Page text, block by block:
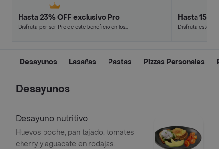
Hasta 23% OFF exclusivo Pro
Disfruta por ser Pro de este beneficio en los
Hasta 15%
Disfruta este
Desayunos Lasañas Pastas Pizzas Personales
Desayunos
Desayuno nutritivo
Huevos poche, pan tajado, tomates
cherry y aguacate en rodajas.